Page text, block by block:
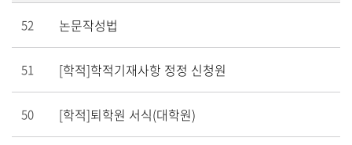
52 논문작성법
51 [학적]학적기재사항 정정 신청원
50 [학적]퇴학원 서식(대학원)